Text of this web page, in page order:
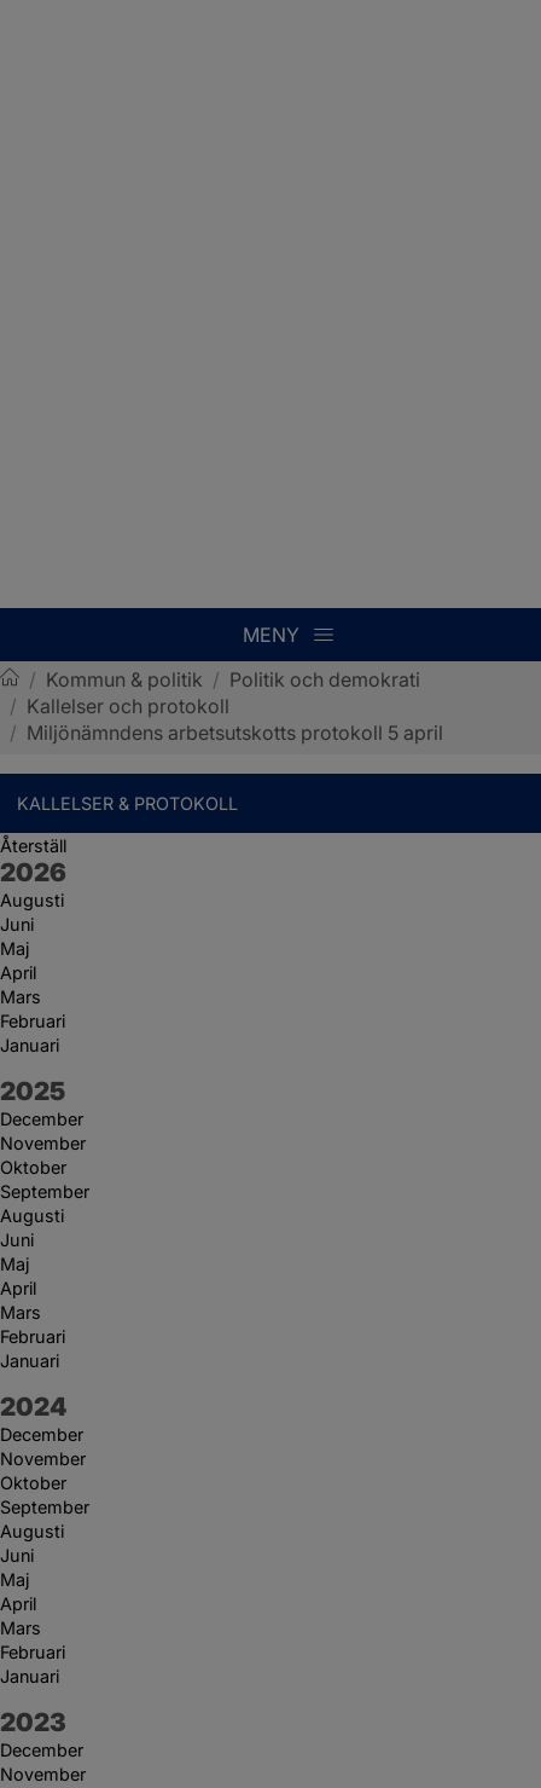
MENY
Sotenäs kommun
/ Kommun & politik / Politik och demokrati
/ Kallelser och protokoll
/ Miljönämndens arbetsutskotts protokoll 5 april
KALLELSER & PROTOKOLL
Återställ
År:
2026
Augusti
Juni
Maj
April
Mars
Februari
Januari
År:
2025
December
November
Oktober
September
Augusti
Juni
Maj
April
Mars
Februari
Januari
År:
2024
December
November
Oktober
September
Augusti
Juni
Maj
April
Mars
Februari
Januari
År:
2023
December
November